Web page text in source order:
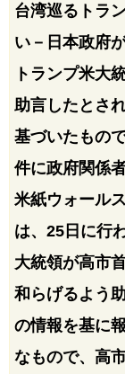
台湾巡るトラ
い－日本政府
トランプ米大
助言したとさ
基づいたもの
件に政府関係
米紙ウォール
は、25日に行
大統領が高市
和らげるよう
の情報を基に
なもので、高